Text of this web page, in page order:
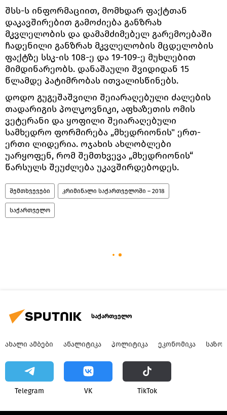
შსს-ს ინფორმაციით, მომხდარ ფაქტთან
დაკავშირებით გამოძიება განზრახ
მკვლელობის და დამამძიმებელ გარემოებაში
ჩადენილი განზრახ მკვლელობის მცდელობის
ფაქტზე სსკ-ის 108-ე და 19-109-ე მუხლებით
მიმდინარეობს. დანაშაული შვიდიდან 15
წლამდე პატიმრობას ითვალისწინებს.
დოდო გუგეშაშვილი შეიარაღებული ძალების
თადარიგის პოლკოვნიკი, აფხაზეთის ომის
ვეტერანი და ყოფილი შეიარაღებული
სამხედრო ფორმირება „მხედრიონის" ერთ-
ერთი ლიდერია. ოჯახის ახლობლები
უარყოფენ, რომ შემთხვევა „მხედრიონის“
წარსულს შეუძლება უკავშირდებოდეს.
შემთხვევები კრიმინალი საქართველოში – 2018
საქართველო
საქართველო
ᲐᲮᲐᲚᲘ ᲐᲛᲑᲔᲑᲘ ᲐᲜᲐᲚᲘᲢᲘᲙᲐ ᲞᲝᲚᲘᲢᲘᲙᲐ ᲔᲙᲝᲜᲝᲛᲘᲙᲐ
Telegram VK ТikТоk